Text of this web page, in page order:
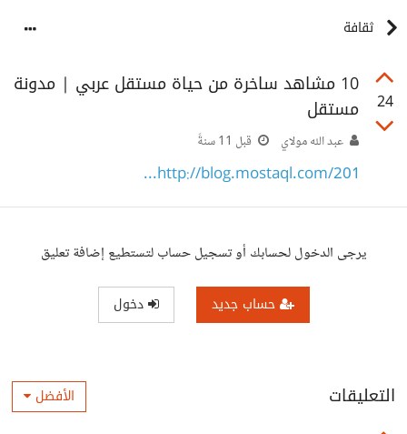
ثقافة
24
10 مشاهد ساخرة من حياة مستقل عربي | مدونة
مستقل
عبد الله مولاي قبل 11 سنةً
http://blog.mostaql.com/201...
يرجى الدخول لحسابك أو تسجيل حساب لتستطيع إضافة تعليق
حساب جديد دخول
التعليقات الأفضل